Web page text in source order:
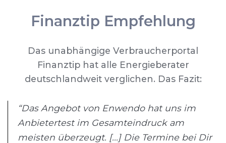
Finanztip Empfehlung
Das unabhängige Verbraucherportal
Finanztip hat alle Energieberater
deutschlandweit verglichen. Das Fazit:
“Das Angebot von Enwendo hat uns im
Anbietertest im Gesamteindruck am
meisten überzeugt. [...] Die Termine bei Dir